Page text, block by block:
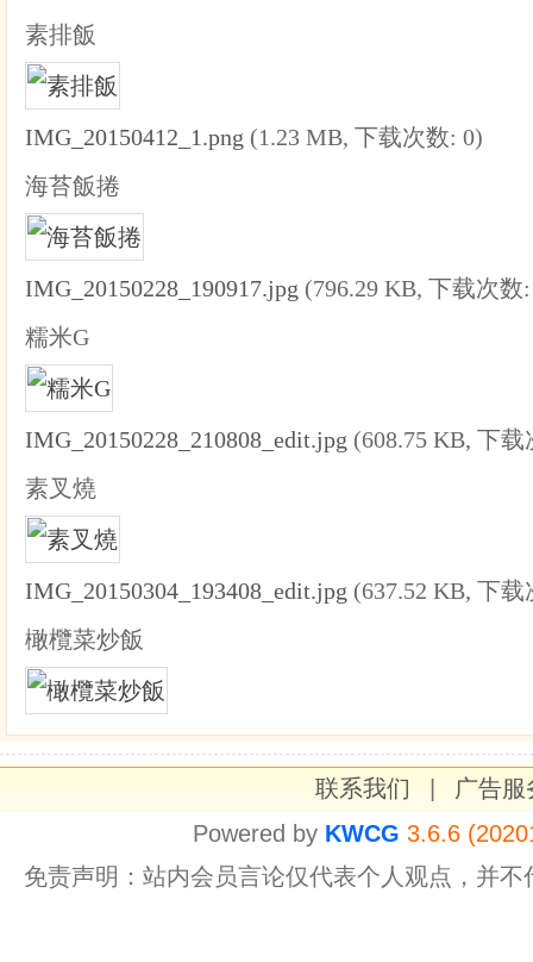
素排飯
IMG_20150412_1.png (1.23 MB, 下载次数: 0)
海苔飯捲
IMG_20150228_190917.jpg (796.29 KB, 下载次数
糯米G
IMG_20150228_210808_edit.jpg (608.75 KB, 下载
素叉燒
IMG_20150304_193408_edit.jpg (637.52 KB, 下载
橄欖菜炒飯
联系我们
广告服
Powered by KWCG 3.6.6
免责声明：站内会员言论仅代表个人观点，并